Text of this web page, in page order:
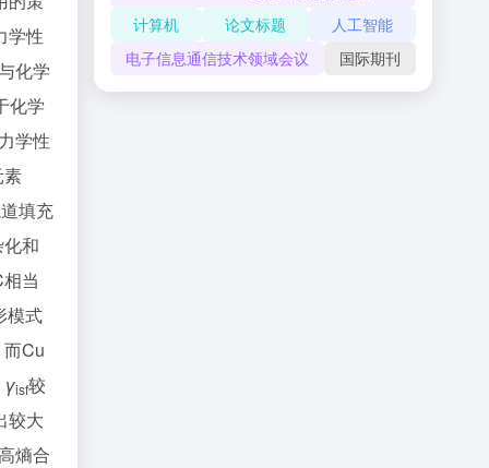
学性
化学
化学
学性
填充
和
当
模式
Cu
γisf较
较大
熵合
计算机
论文标题
人工智能
电子信息通信技术领域会议
国际期刊